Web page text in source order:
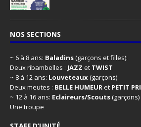
NOS SECTIONS
~ 6 à 8 ans: Baladins(garçons et filles):
Deux ribambelles : JAZZ et TWIST
~ 8 à 12 ans: Louveteaux(garçons)
Deux meutes : BELLE HUMEURet PETIT
~ 12 à 16 ans: Eclaireurs/Scouts(garçons)
Une troupe